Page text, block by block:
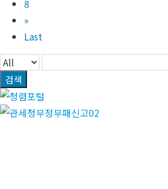
8
»
Last
검색